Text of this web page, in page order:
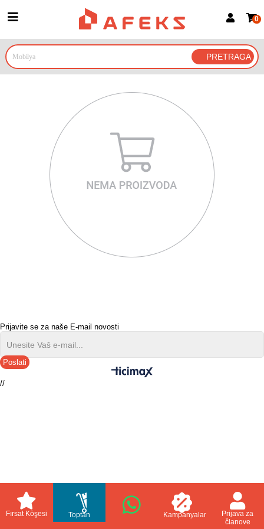
Prijava za članove
Prijavite se Google nalogom
0
Prijavite se za naše E-mail novosti
Poslati
//
Fırsat Köşesi Toptan Kampanyalar
Prijava za
članove